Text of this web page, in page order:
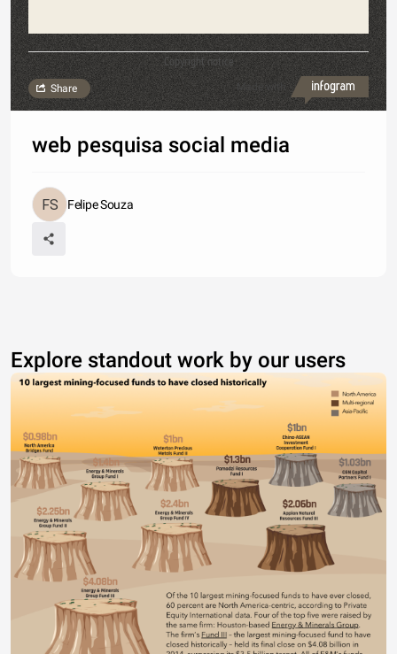
Copyright notice
Made with
Share
web pesquisa social media
Felipe Souza
Explore standout work by our users